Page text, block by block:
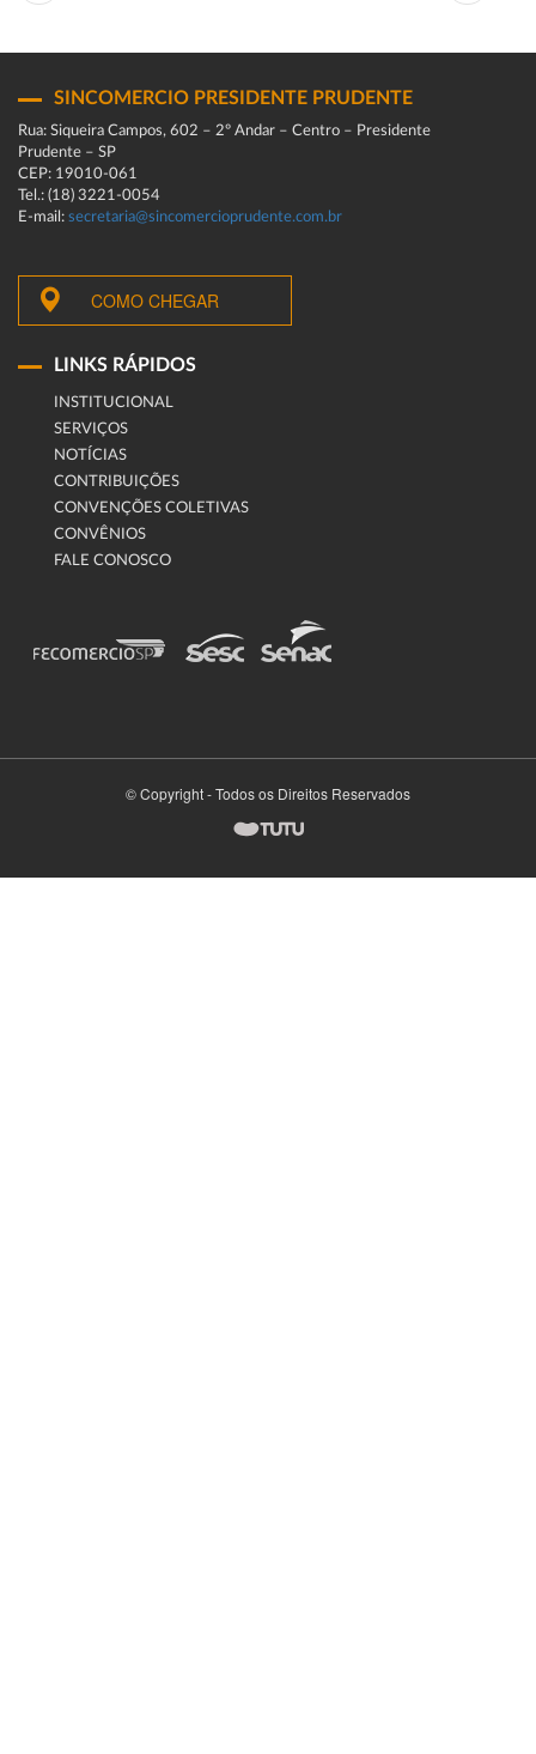
SINCOMERCIO PRESIDENTE PRUDENTE
Rua: Siqueira Campos, 602 – 2º Andar – Centro – Presidente
Prudente – SP
CEP: 19010-061
Tel.: (18) 3221-0054
E-mail: secretaria@sincomercioprudente.com.br
COMO CHEGAR
LINKS RÁPIDOS
INSTITUCIONAL
SERVIÇOS
NOTÍCIAS
CONTRIBUIÇÕES
CONVENÇÕES COLETIVAS
CONVÊNIOS
FALE CONOSCO
© Copyright - Todos os Direitos Reservados